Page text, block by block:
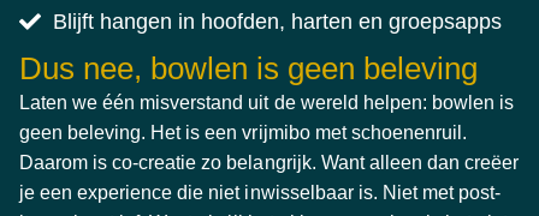
Blijft hangen in hoofden, harten en groepsapps
Dus nee, bowlen is geen beleving
Laten we één misverstand uit de wereld helpen: bowlen is
geen beleving. Het is een vrijmibo met schoenenruil.
Daarom is co-creatie zo belangrijk. Want alleen dan creëer
je een experience die niet inwisselbaar is. Niet met post-